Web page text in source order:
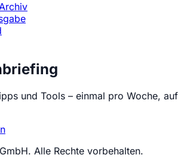
und Tools – einmal pro Woche, auf
Alle Rechte vorbehalten.